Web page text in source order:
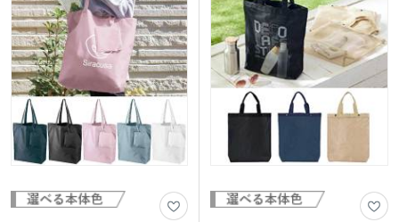
プン記念など様々な業界や案件でご提案
いただけます。